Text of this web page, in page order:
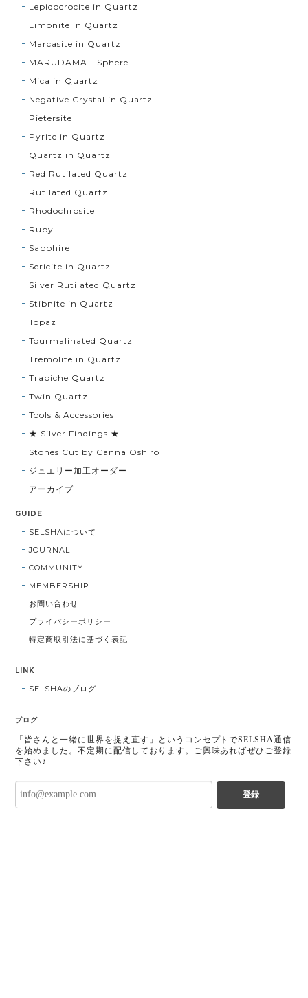
Lepidocrocite in Quartz
Limonite in Quartz
Marcasite in Quartz
MARUDAMA - Sphere
Mica in Quartz
Negative Crystal in Quartz
Pietersite
Pyrite in Quartz
Quartz in Quartz
Red Rutilated Quartz
Rutilated Quartz
Rhodochrosite
Ruby
Sapphire
Sericite in Quartz
Silver Rutilated Quartz
Stibnite in Quartz
Topaz
Tourmalinated Quartz
Tremolite in Quartz
Trapiche Quartz
Twin Quartz
Tools & Accessories
★ Silver Findings ★
Stones Cut by Canna Oshiro
ジュエリー加工オーダー
アーカイブ
GUIDE
SELSHAについて
JOURNAL
COMMUNITY
MEMBERSHIP
お問い合わせ
プライバシーポリシー
特定商取引法に基づく表記
LINK
SELSHAのブログ
ブログ
「皆さんと一緒に世界を捉え直す」というコンセプトでSELSHA通信
を始めました。不定期に配信しております。ご興味あればぜひご登録
下さい♪
登録